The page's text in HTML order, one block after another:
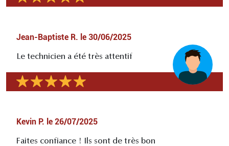
Jean-Baptiste R. le 30/06/2025
Le technicien a été très attentif
Kevin P. le 26/07/2025
Faites confiance ! Ils sont de très bon